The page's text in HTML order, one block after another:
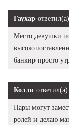
Гаухар ответил(а)
Место девушки
банкир просто
Колли ответил(а)
Пары могут
ролей и делаю